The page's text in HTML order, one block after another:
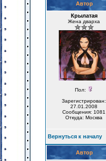
Автор
Крылатая
Жена дварха
Пол:
Зарегистрирован:
27.01.2008
Сообщения: 1081
Откуда: Москва
Вернуться к началу
Автор